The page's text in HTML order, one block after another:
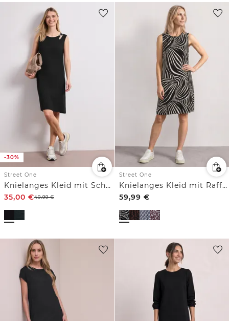
-30%
Street One
Knielanges Kleid mit Schnallendetail
35,00 €49,99€
Street One
Knielanges Kleid mit Raffung
59,99 €